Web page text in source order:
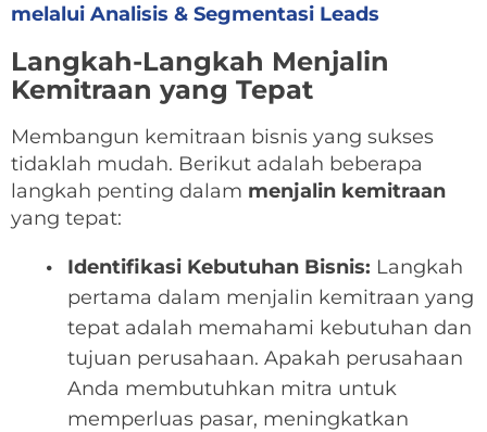
melalui Analisis & Segmentasi Leads
Langkah-Langkah Menjalin
Kemitraan yang Tepat
Membangun kemitraan bisnis yang sukses
tidaklah mudah. Berikut adalah beberapa
langkah penting dalam menjalin kemitraan
yang tepat:
Identifikasi Kebutuhan Bisnis: Langkah
pertama dalam menjalin kemitraan yang
tepat adalah memahami kebutuhan dan
tujuan perusahaan. Apakah perusahaan
Anda membutuhkan mitra untuk
memperluas pasar, meningkatkan